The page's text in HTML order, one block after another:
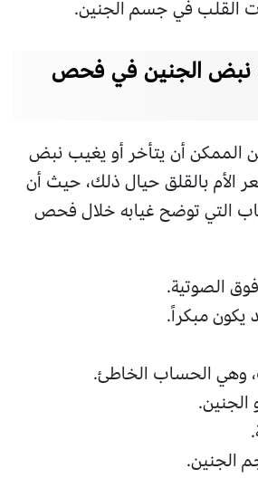
القلب في جسم الجنين.
نبض الجنين في فحص
الممكن أن يتأخر أو يغيب نبض
الأم بالقلق حيال ذلك، حيث أن
التي توضح غيابه خلال فحص
الصوتية.
يكون مبكراً.
وهي الحساب الخاطئ.
الجنين.
الجنين.